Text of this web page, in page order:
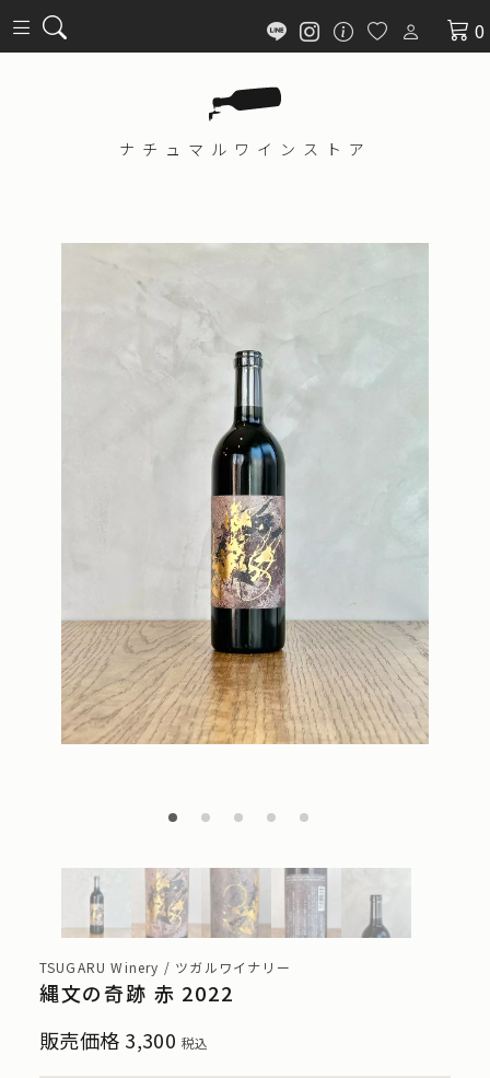
0
ナチュマル ワインストア
TSUGARU Winery / ツガルワイナリー
縄文の奇跡 赤 2022
販売価格 3,300 税込